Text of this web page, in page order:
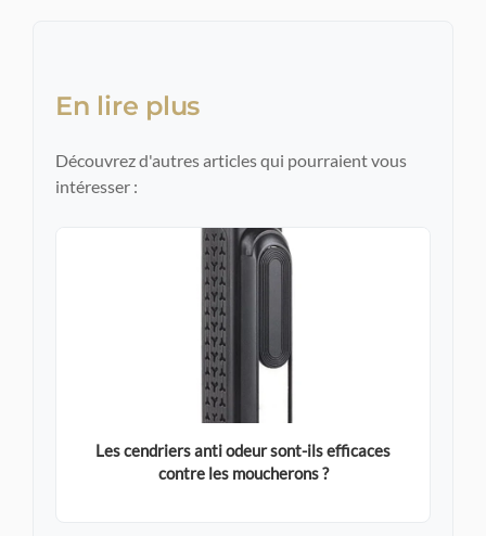
En lire plus
Découvrez d'autres articles qui pourraient vous
intéresser :
Les cendriers anti odeur sont-ils efficaces
contre les moucherons ?